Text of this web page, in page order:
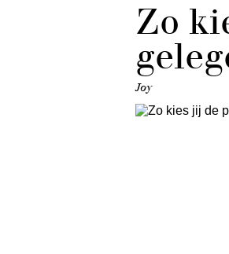
Zo
Joy